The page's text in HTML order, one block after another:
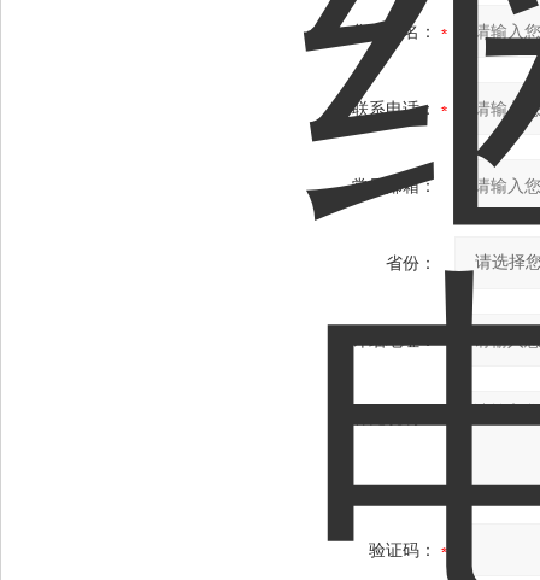
您的姓名：
联系电话：
常用邮箱：
省份：
验证码：